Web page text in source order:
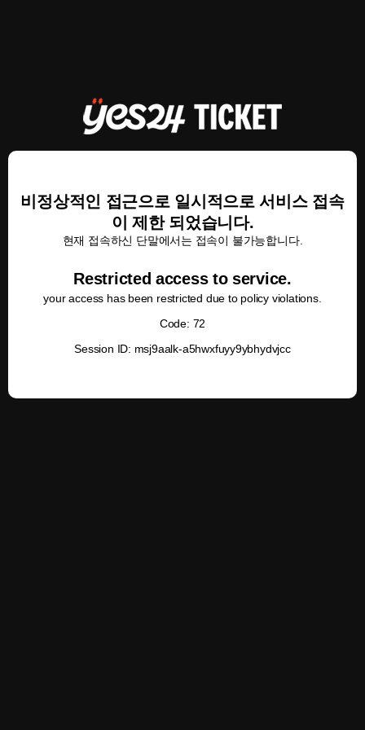
비정상적인 접근으로 일시적으로 서비스 접속
이 제한 되었습니다.
현재 접속하신 단말에서는 접속이 불가능합니다.
Restricted access to service.
your access has been restricted due to policy violations.
Code: 72
Session ID: msj9aalk-a5hwxfuyy9ybhydvjcc